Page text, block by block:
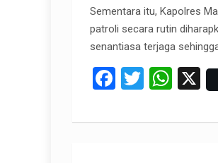
Sementara itu, Kapolres
patroli secara rutin
senantiasa terjaga
F
ce
T
tt
W
at
X